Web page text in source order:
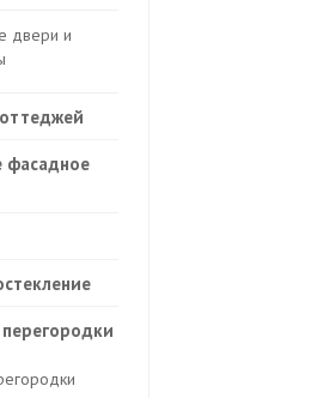
двери и
фасадное